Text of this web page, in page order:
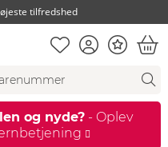
tilfredshed
Huskeseddel
Kundekonto
Bonus
og nyde? - Oplev